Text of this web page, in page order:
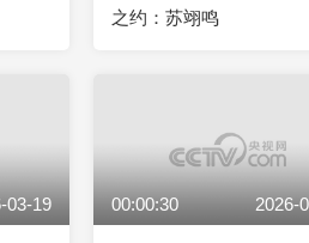
之约：苏翊鸣
03-19 00:00:30 2026-